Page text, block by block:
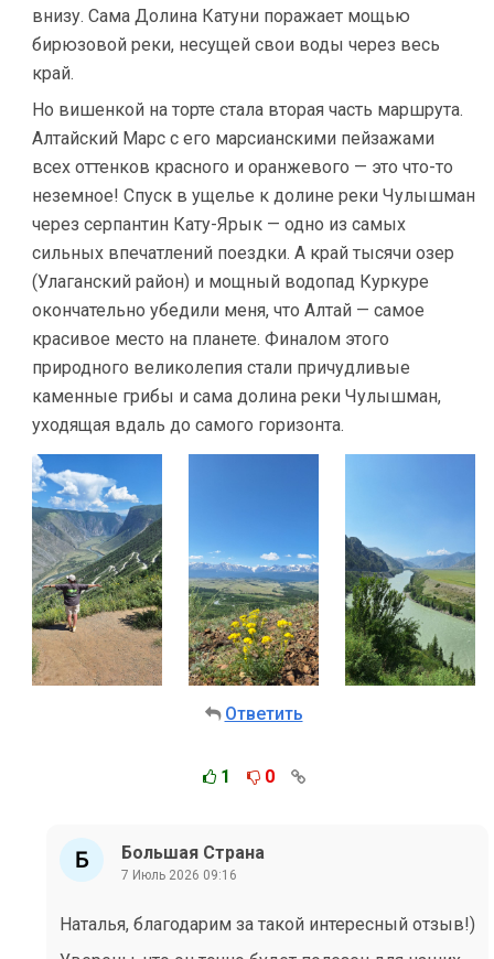
внизу. Сама Долина Катуни поражает мощью
бирюзовой реки, несущей свои воды через весь
край.
Но вишенкой на торте стала вторая часть маршрута.
Алтайский Марс с его марсианскими пейзажами
всех оттенков красного и оранжевого — это что-то
неземное! Спуск в ущелье к долине реки Чулышман
через серпантин Кату-Ярык — одно из самых
сильных впечатлений поездки. А край тысячи озер
(Улаганский район) и мощный водопад Куркуре
окончательно убедили меня, что Алтай — самое
красивое место на планете. Финалом этого
природного великолепия стали причудливые
каменные грибы и сама долина реки Чулышман,
уходящая вдаль до самого горизонта.
Ответить
1 0
Большая Страна
7 Июль 2026 09:16
Наталья, благодарим за такой интересный отзыв!)